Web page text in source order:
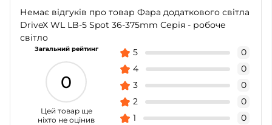
Немає відгуків про товар Фара додаткового світла
DriveX WL LB-5 Spot 36-375mm Серія - робоче
світло
Загальний рейтинг
0
Цей товар ще
ніхто не оцінив
5
0
4
0
3
0
2
0
1
0